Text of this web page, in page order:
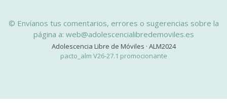
© Envíanos tus comentarios, errores o sugerencias sobre la
página a: web@adolescencialibredemoviles.es
Adolescencia Libre de Móviles · ALM2024
pacto_alm V26-27.1 promocionante